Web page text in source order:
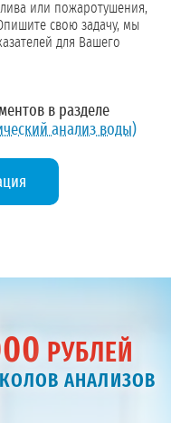
или пожаротушения,
свою задачу, мы
для Вашего
в разделе
анализ воды)
РУБЛЕЙ
АНАЛИЗОВ